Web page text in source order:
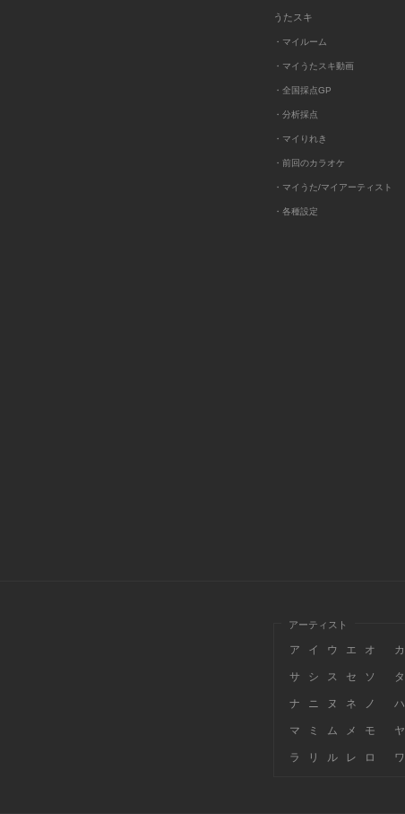
うたスキ
・マイルーム
・マイうたスキ動画
・全国採点GP
・分析採点
・マイりれき
・前回のカラオケ
・マイうた/マイアーティスト
・各種設定
アーティスト
ア イ ウ エ オ カ
サ シ ス セ ソ タ
ナ ニ ヌ ネ ノ ハ
マ ミ ム メ モ ヤ
ラ リ ル レ ロ ワ